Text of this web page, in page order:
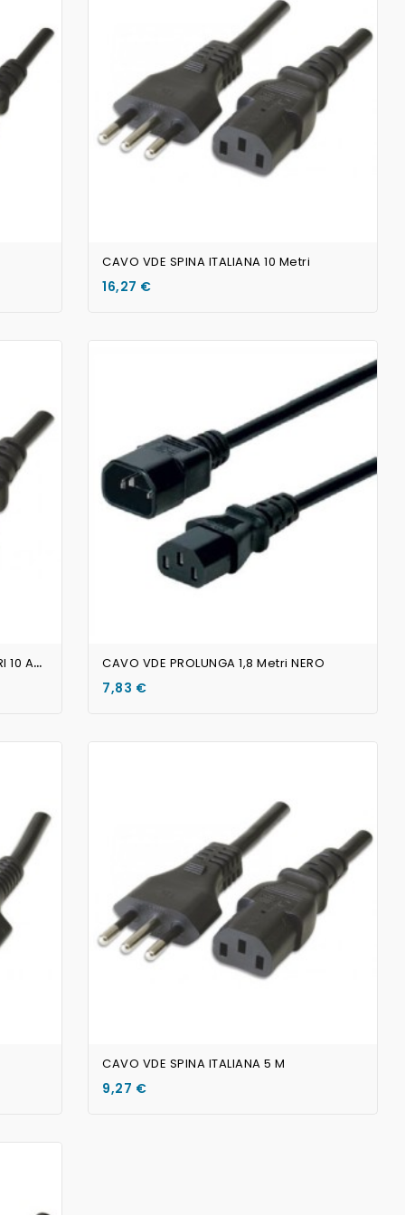
CAVO VDE SPINA ITALIANA 10 Metri
16,27 €
C
AVO VDE PROLUNGA VDE 0,5 METRI 10 Ampere CAVO VDE PROLUNGA 1,8 Metri NERO
7,83 €
CAVO VDE SPINA ITALIANA 5 M
9,27 €